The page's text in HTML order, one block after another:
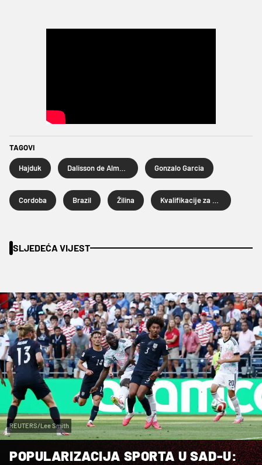
TAGOVI
Hajduk Gonzalo Garcia
Cordoba Brazil Žilina
SLJEDEĆA VIJEST
REUTERS/Lee Smith
POPULARIZACIJA SPORTA U SAD-U: